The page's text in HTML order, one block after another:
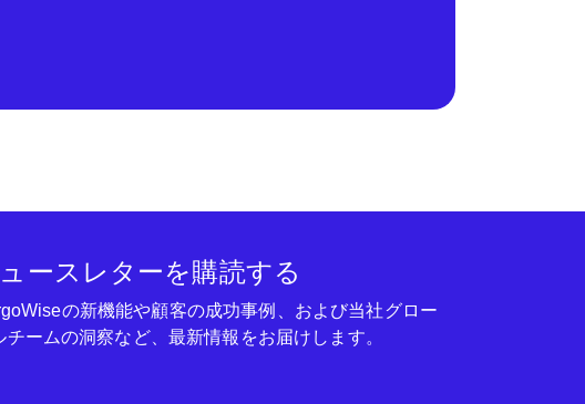
ースレターを購読する
の新機能や顧客の成功事例、および当社グロー
チームの洞察など、最新情報をお届けします。